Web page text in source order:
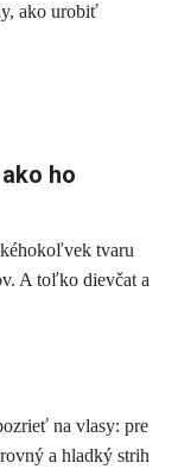
ako urobiť
ho
tvaru
A toľko dievčat a
na vlasy: pre
a hladký strih